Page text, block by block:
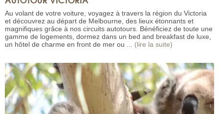
Au volant de votre voiture, voyagez à travers la région du Victoria
et découvrez au départ de Melbourne, des lieux étonnants et
magnifiques grâce à nos circuits autotours. Bénéficiez de toute une
gamme de logements, dormez dans un bed and breakfast de luxe,
un hôtel de charme en front de mer ou ... (lire la suite)